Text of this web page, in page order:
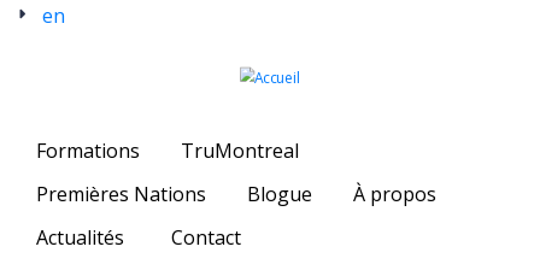
en
Formations
TruMontreal
Premières Nations
Blogue
À propos
Actualités
Contact